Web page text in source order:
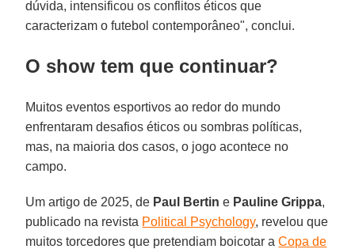
dúvida, intensificou os conflitos éticos que
caracterizam o futebol contemporâneo", conclui.
O show tem que continuar?
Muitos eventos esportivos ao redor do mundo
enfrentaram desafios éticos ou sombras políticas,
mas, na maioria dos casos, o jogo acontece no
campo.
Um artigo de 2025, de Paul Bertin e Pauline Grippa,
publicado na revista Political Psychology, revelou que
muitos torcedores que pretendiam boicotar aCopa de